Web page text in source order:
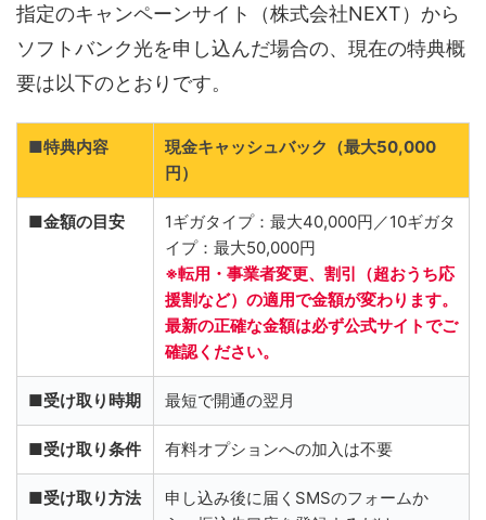
指定のキャンペーンサイト（株式会社NEXT）から
ソフトバンク光を申し込んだ場合の、現在の特典概
要は以下のとおりです。
■特典内容
現金キャッシュバック（最大50,000
円）
■金額の目安
1ギガタイプ：最大40,000円／10ギガタ
イプ：最大50,000円
※転用・事業者変更、割引（超おうち応
援割など）の適用で金額が変わります。
最新の正確な金額は必ず公式サイトでご
確認ください。
■受け取り時期 最短で開通の翌月
■受け取り条件 有料オプションへの加入は不要
■受け取り方法
申し込み後に届くSMSのフォームか